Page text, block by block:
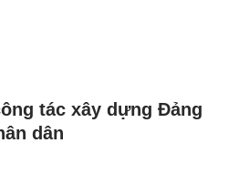
tác xây dựng Đảng
dân